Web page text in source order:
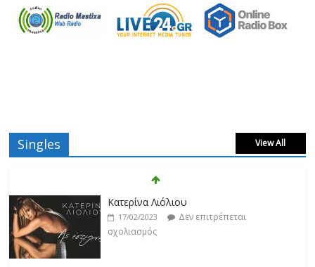
Singles View All
Κατερίνα Λιόλιου
17/02/2023
Δεν επιτρέπεται
σχολιασμός